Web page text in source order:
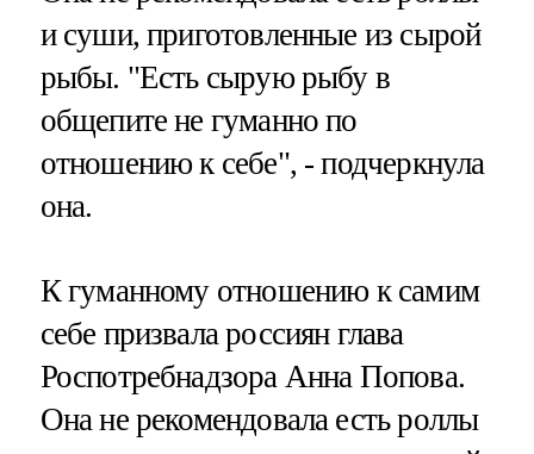
и суши, приготовленные из сырой
рыбы. "Есть сырую рыбу в
общепите не гуманно по
отношению к себе", - подчеркнула
она.
К гуманному отношению к самим
себе призвала россиян глава
Роспотребнадзора Анна Попова.
Она не рекомендовала есть роллы